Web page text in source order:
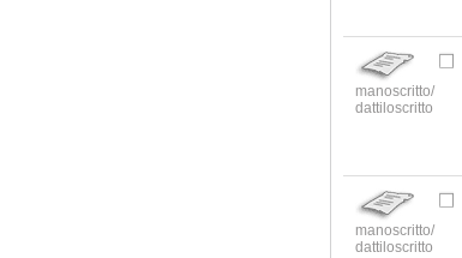
manoscritto/
dattiloscritto
manoscritto/
dattiloscritto